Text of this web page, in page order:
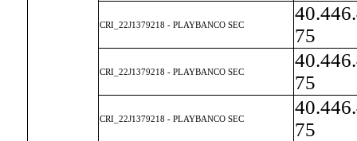
CRI_22J1379218 - PLAYBANCO SEC
75
CRI_22J1379218 - PLAYBANCO SEC
75
CRI_22J1379218 - PLAYBANCO SEC
75